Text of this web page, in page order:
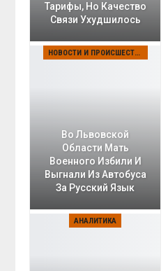
Тарифы, Но Качество
Связи Ухудшилось
НОВОСТИ И ПРОИСШЕСТВИЯ
Во Львовской
Области Мать
Военного Избили И
Выгнали Из Автобуса
За Русский Язык
АНАЛИТИКА